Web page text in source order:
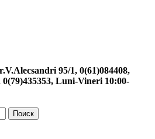
95/1, 0(61)084408,
0(79)435353, Luni-Vineri 10:00-
Поиск